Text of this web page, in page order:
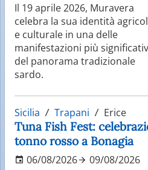
Il 19 aprile 2026, Muravera
celebra la sua identità
e culturale in una delle
manifestazioni più
del panorama tradizionale
sardo.
Sicilia Trapani Erice
Tuna Fish Fest:
tonno rosso a Bonagia
06/08/2026
09/08/2026